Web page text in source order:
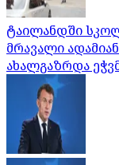
ტაილანდში
მრავალი
ახალგაზრდა